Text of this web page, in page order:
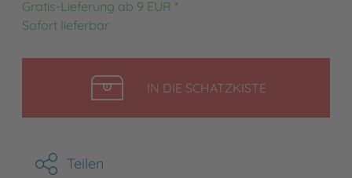
Gratis-Lieferung ab 9 EUR *
Sofort lieferbar
IN DIE SCHATZKISTELEGEN
Teilen